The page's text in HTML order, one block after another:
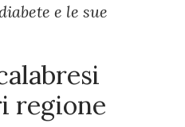
e le sue
regione